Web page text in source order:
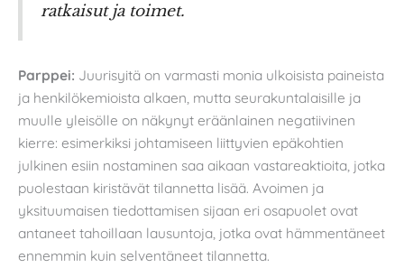
ratkaisut ja toimet.
Parppei: Juurisyitä on varmasti monia ulkoisista paineista
ja henkilökemioista alkaen, mutta seurakuntalaisille ja
muulle yleisölle on näkynyt eräänlainen negatiivinen
kierre: esimerkiksi johtamiseen liittyvien epäkohtien
julkinen esiin nostaminen saa aikaan vastareaktioita, jotka
puolestaan kiristävät tilannetta lisää. Avoimen ja
yksituumaisen tiedottamisen sijaan eri osapuolet ovat
antaneet tahoillaan lausuntoja, jotka ovat hämmentäneet
ennemmin kuin selventäneet tilannetta.